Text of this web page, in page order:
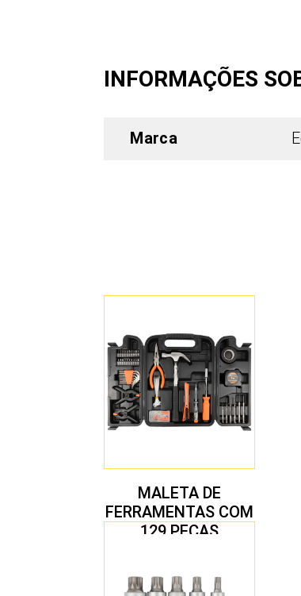
INFORMAÇÕES
Marca
MALETA DE
FERRAMENTAS COM
129 PEÇAS